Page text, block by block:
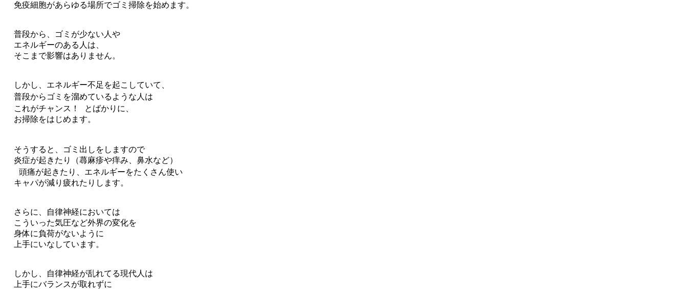
免疫細胞があらゆる場所でゴミ掃除を始めます。
普段から、ゴミが少ない人や
エネルギーのある人は、
そこまで影響はありません。
しかし、エネルギー不足を起こしていて、
普段からゴミを溜めているような人は
これがチャンス！ とばかりに、
お掃除をはじめます。
そうすると、ゴミ出しをしますので
炎症が起きたり（蕁麻疹や痒み、鼻水など）
頭痛が起きたり、エネルギーをたくさん使い
キャパが減り疲れたりします。
さらに、自律神経においては
こういった気圧など外界の変化を
身体に負荷がないように
上手にいなしています。
しかし、自律神経が乱れてる現代人は
上手にバランスが取れずに